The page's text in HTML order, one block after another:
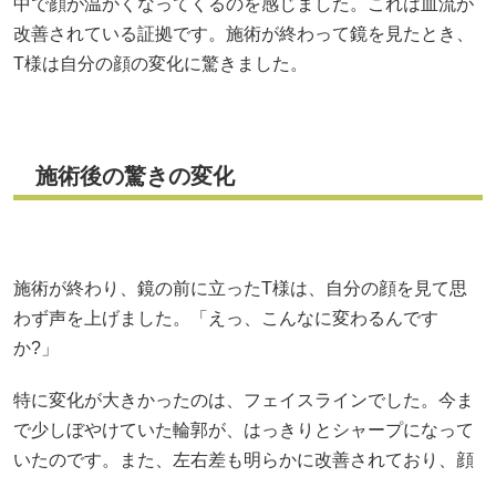
中で顔が温かくなってくるのを感じました。これは血流が
改善されている証拠です。施術が終わって鏡を見たとき、
T様は自分の顔の変化に驚きました。
施術後の驚きの変化
施術が終わり、鏡の前に立ったT様は、自分の顔を見て思
わず声を上げました。「えっ、こんなに変わるんです
か?」
特に変化が大きかったのは、フェイスラインでした。今ま
で少しぼやけていた輪郭が、はっきりとシャープになって
いたのです。また、左右差も明らかに改善されており、顔